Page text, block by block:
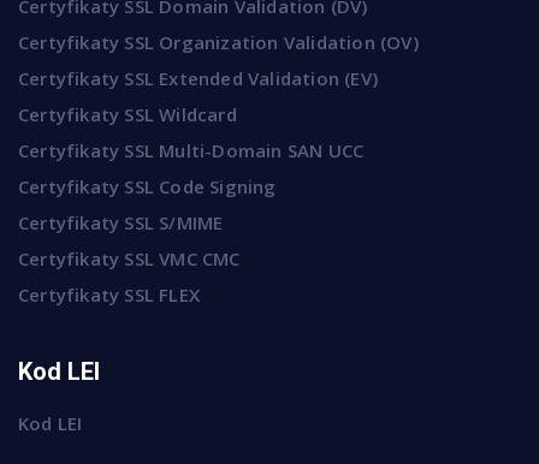
Certyfikaty SSL Domain Validation (DV)
Certyfikaty SSL Organization Validation (OV)
Certyfikaty SSL Extended Validation (EV)
Certyfikaty SSL Wildcard
Certyfikaty SSL Multi-Domain SAN UCC
Certyfikaty SSL Code Signing
Certyfikaty SSL S/MIME
Certyfikaty SSL VMC CMC
Certyfikaty SSL FLEX
Kod LEI
Kod LEI